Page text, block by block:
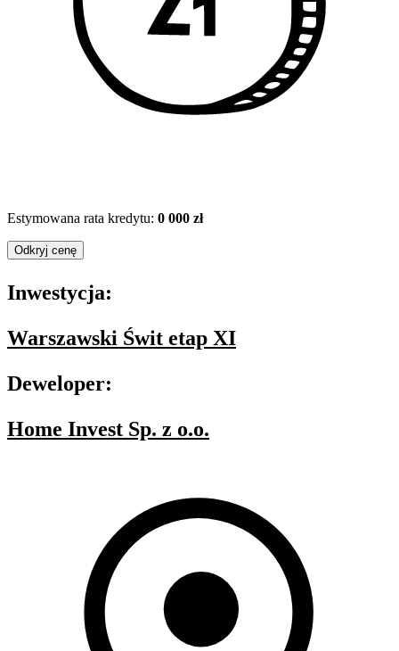
Estymowana rata kredytu: 0 000 zł
Odkryj cenę
Inwestycja:
Warszawski Świt etap XI
Deweloper:
Home Invest Sp. z o.o.